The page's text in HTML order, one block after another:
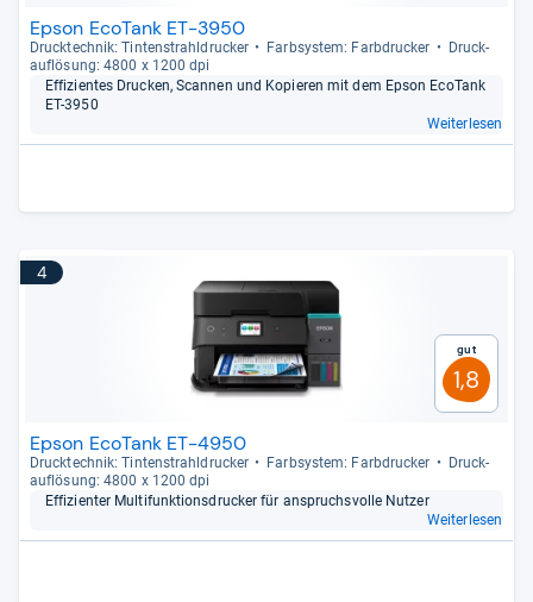
Epson EcoTank ET-3950
Druck­tech­nik: Tin­ten­strahl­dru­cker Farb­sys­tem: Farb­dru­cker
Druck­
auf­lö­sung: 4800 x 1200 dpi
Effi­zi­en­tes Dru­cken, Scan­nen und Kopie­ren mit dem Epson Eco­Tank
ET-​3950
Weiterlesen
4
Gut
1,8
Epson EcoTank ET-4950
Druck­tech­nik: Tin­ten­strahl­dru­cker Farb­sys­tem: Farb­dru­cker
Druck­
auf­lö­sung: 4800 x 1200 dpi
Effi­zi­en­ter Mul­ti­funk­ti­ons­dru­cker für anspruchs­volle Nut­zer
Weiterlesen